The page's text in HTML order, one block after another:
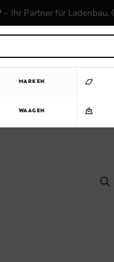
– Ihr Partner für Ladenbau,
MARKEN
WAAGEN